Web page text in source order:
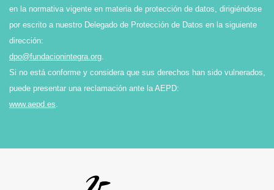
en la normativa vigente en materia de protección de datos, dirigiéndose
por escrito a nuestro Delegado de Protección de Datos en la siguiente
dirección:
dpo@fundacionintegra.org.
Si no está conforme y considera que sus derechos han sido vulnerados,
puede presentar una reclamación ante la AEPD:
www.aepd.es.